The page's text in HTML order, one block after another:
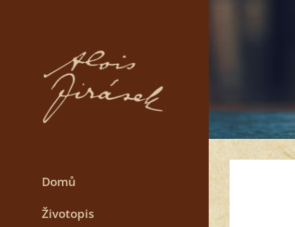
Domů
Životopis